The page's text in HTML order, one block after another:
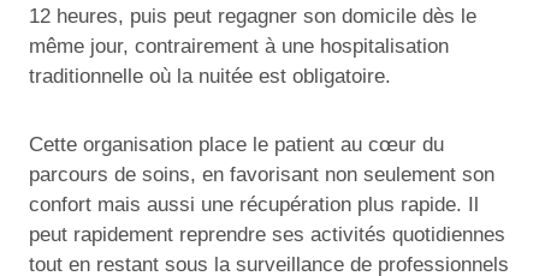
12 heures, puis peut regagner son domicile dès le
même jour, contrairement à une hospitalisation
traditionnelle où la nuitée est obligatoire.
Cette organisation place le patient au cœur du
parcours de soins, en favorisant non seulement son
confort mais aussi une récupération plus rapide. Il
peut rapidement reprendre ses activités quotidiennes
tout en restant sous la surveillance de professionnels